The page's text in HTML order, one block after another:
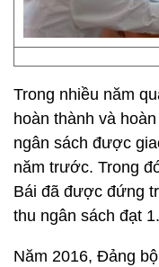
Trong nhiều năm
hoàn thành và
ngân sách được
năm trước. Trong
Bái đã được đứng
thu ngân sách đạt
Năm 2016, Đảng